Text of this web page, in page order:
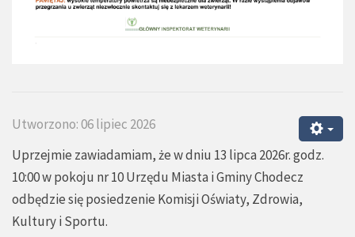
Utworzono: 06 lipiec 2026
Uprzejmie zawiadamiam, że w dniu 13 lipca 2026r. godz.
10:00 w pokoju nr 10 Urzędu Miasta i Gminy Chodecz
odbędzie się posiedzenie Komisji Oświaty, Zdrowia,
Kultury i Sportu.